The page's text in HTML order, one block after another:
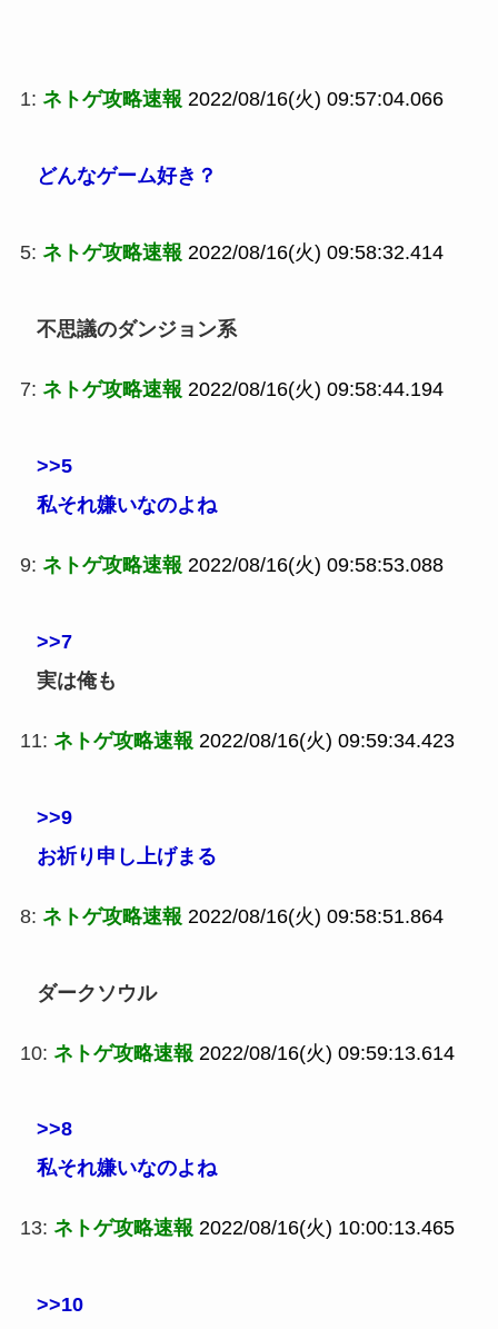
1: ネトゲ攻略速報 2022/08/16(火) 09:57:04.066
どんなゲーム好き？
5: ネトゲ攻略速報 2022/08/16(火) 09:58:32.414
不思議のダンジョン系
7: ネトゲ攻略速報 2022/08/16(火) 09:58:44.194
>>5
私それ嫌いなのよね
9: ネトゲ攻略速報 2022/08/16(火) 09:58:53.088
>>7
実は俺も
11: ネトゲ攻略速報 2022/08/16(火) 09:59:34.423
>>9
お祈り申し上げまる
8: ネトゲ攻略速報 2022/08/16(火) 09:58:51.864
ダークソウル
10: ネトゲ攻略速報 2022/08/16(火) 09:59:13.614
>>8
私それ嫌いなのよね
13: ネトゲ攻略速報 2022/08/16(火) 10:00:13.465
>>10